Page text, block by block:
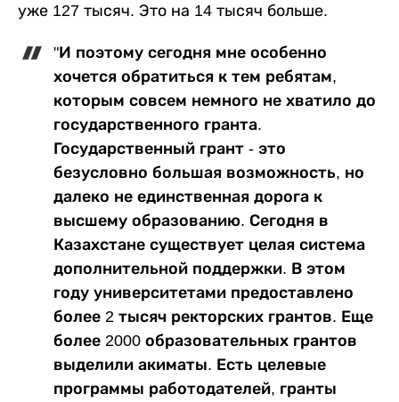
уже 127 тысяч. Это на 14 тысяч больше.
"И поэтому сегодня мне особенно
хочется обратиться к тем ребятам,
которым совсем немного не хватило до
государственного гранта.
Государственный грант - это
безусловно большая возможность, но
далеко не единственная дорога к
высшему образованию. Сегодня в
Казахстане существует целая система
дополнительной поддержки. В этом
году университетами предоставлено
более 2 тысяч ректорских грантов. Еще
более 2000 образовательных грантов
выделили акиматы. Есть целевые
программы работодателей, гранты